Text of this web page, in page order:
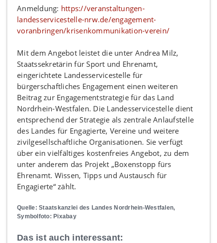
Anmeldung: https://veranstaltungen-
landesservicestelle-nrw.de/engagement-
voranbringen/krisenkommunikation-verein/
Mit dem Angebot leistet die unter Andrea Milz,
Staatssekretärin für Sport und Ehrenamt,
eingerichtete Landesservicestelle für
bürgerschaftliches Engagement einen weiteren
Beitrag zur Engagementstrategie für das Land
Nordrhein-Westfalen. Die Landesservicestelle dient
entsprechend der Strategie als zentrale Anlaufstelle
des Landes für Engagierte, Vereine und weitere
zivilgesellschaftliche Organisationen. Sie verfügt
über ein vielfältiges kostenfreies Angebot, zu dem
unter anderem das Projekt „Boxenstopp fürs
Ehrenamt. Wissen, Tipps und Austausch für
Engagierte“ zählt.
Quelle: Staatskanzlei des Landes Nordrhein-Westfalen,
Symbolfoto: Pixabay
Das ist auch interessant: